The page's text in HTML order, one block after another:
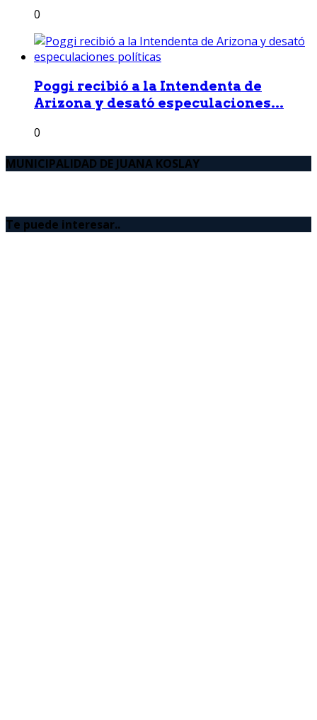
0
Poggi recibió a la Intendenta de
Arizona y desató especulaciones...
0
MUNICIPALIDAD DE JUANA KOSLAY
Te puede interesar..